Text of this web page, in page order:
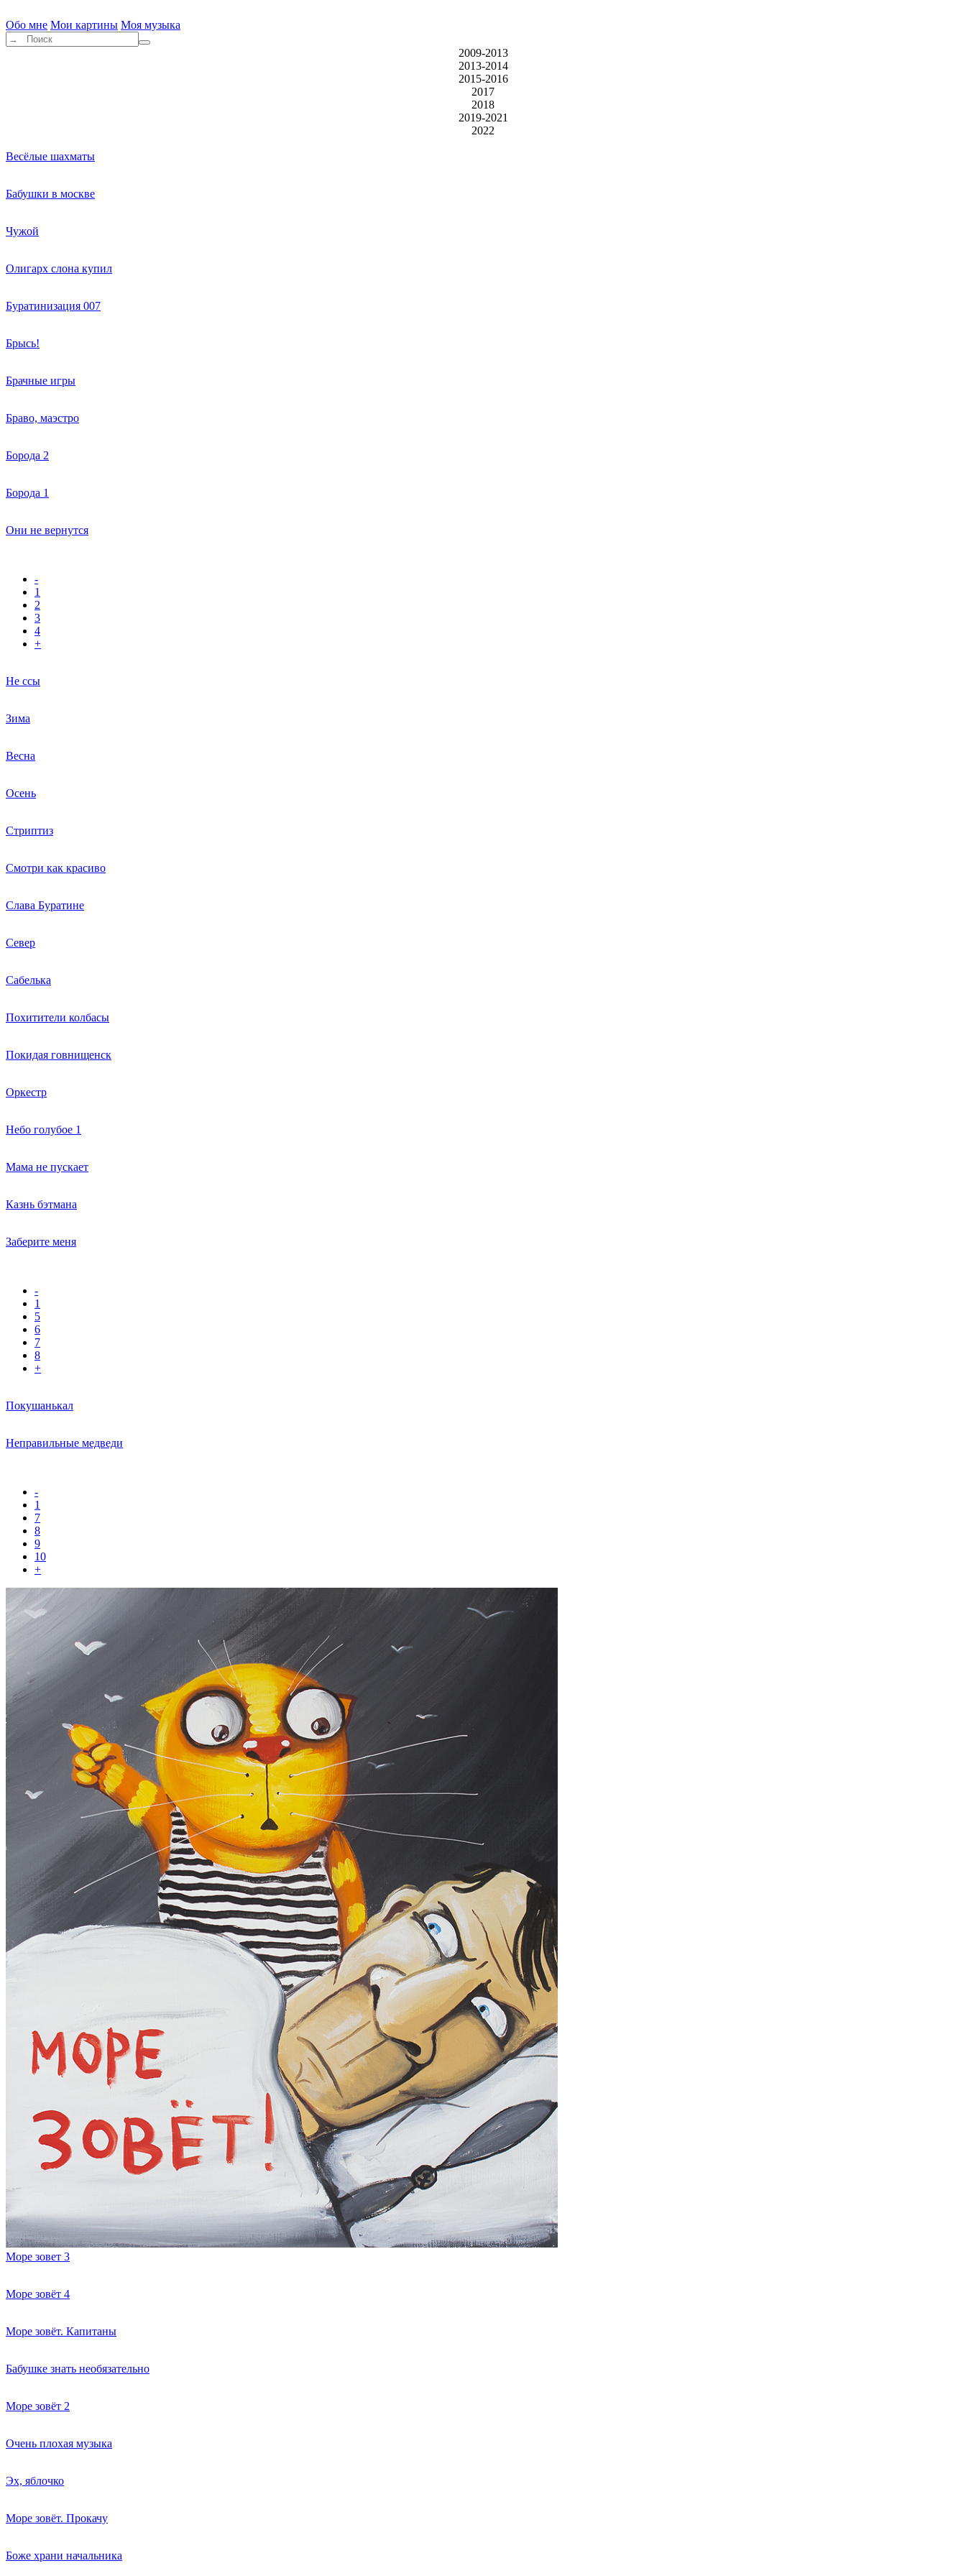
Обо мне Мои картины Моя музыка
2009-2013
2013-2014
2015-2016
2017
2018
2019-2021
2022
Весёлые шахматы
Бабушки в москве
Чужой
Олигарх слона купил
Буратинизация 007
Брысь!
Брачные игры
Браво, маэстро
Борода 2
Борода 1
Они не вернутся
-
1
2
3
4
+
Не ссы
Зима
Весна
Осень
Стриптиз
Смотри как красиво
Слава Буратине
Север
Сабелька
Похитители колбасы
Покидая говнищенск
Оркестр
Небо голубое 1
Мама не пускает
Казнь бэтмана
Заберите меня
-
1
5
6
7
8
+
Покушанькал
Неправильные медведи
-
1
7
8
9
10
+
Море зовет 3
Море зовёт 4
Море зовёт. Капитаны
Бабушке знать необязательно
Море зовёт 2
Очень плохая музыка
Эх, яблочко
Море зовёт. Прокачу
Боже храни начальника